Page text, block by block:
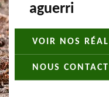
aguerri
VOIR NOS
NOUS